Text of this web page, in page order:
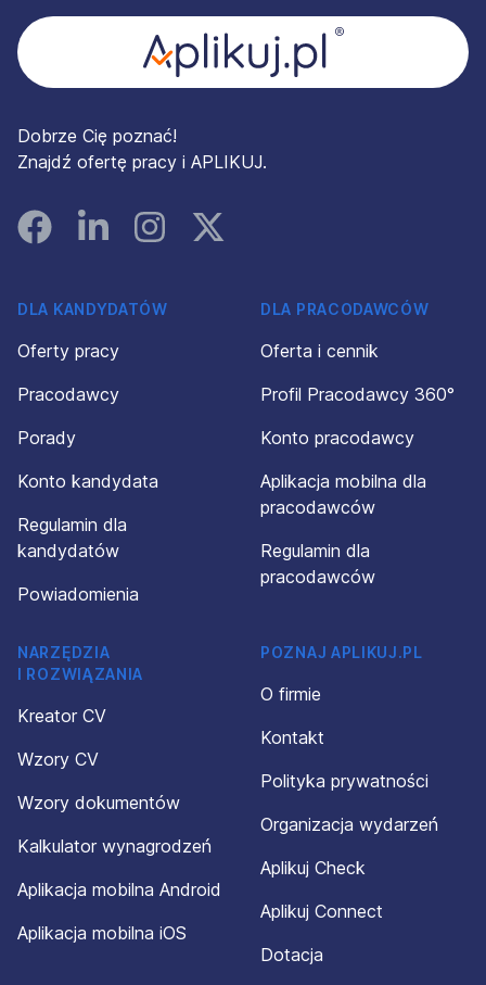
Dobrze Cię poznać!
Znajdź ofertę pracy i APLIKUJ.
FacebookLinked InInstagramInstagram
DLA KANDYDATÓW
Oferty pracy
Pracodawcy
Porady
Konto kandydata
Regulamin dla
kandydatów
Powiadomienia
DLA PRACODAWCÓW
Oferta i cennik
Profil Pracodawcy 360°
Konto pracodawcy
Aplikacja mobilna dla
pracodawców
Regulamin dla
pracodawców
NARZĘDZIA
I ROZWIĄZANIA
Kreator CV
Wzory CV
Wzory dokumentów
Kalkulator wynagrodzeń
Aplikacja mobilna Android
Aplikacja mobilna iOS
POZNAJ APLIKUJ.PL
O firmie
Kontakt
Polityka prywatności
Organizacja wydarzeń
Aplikuj Check
Aplikuj Connect
Dotacja